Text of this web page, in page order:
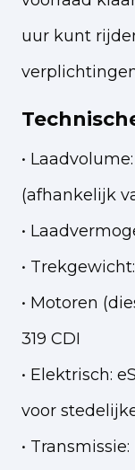
uur kunt
•
(afhankelijk
•
•
• Motoren
319 CDI
• Elektrisch:
voor
•